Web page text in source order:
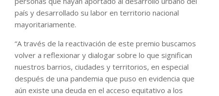
país y desarrollado su labor en territorio nacional
mayoritariamente.
“A través de la reactivación de este premio buscamos
volver a reflexionar y dialogar sobre lo que significan
nuestros barrios, ciudades y territorios, en especial
después de una pandemia que puso en evidencia que
aún existe una deuda en el acceso equitativo a los